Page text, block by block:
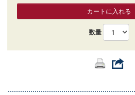
カートに入れる
数量